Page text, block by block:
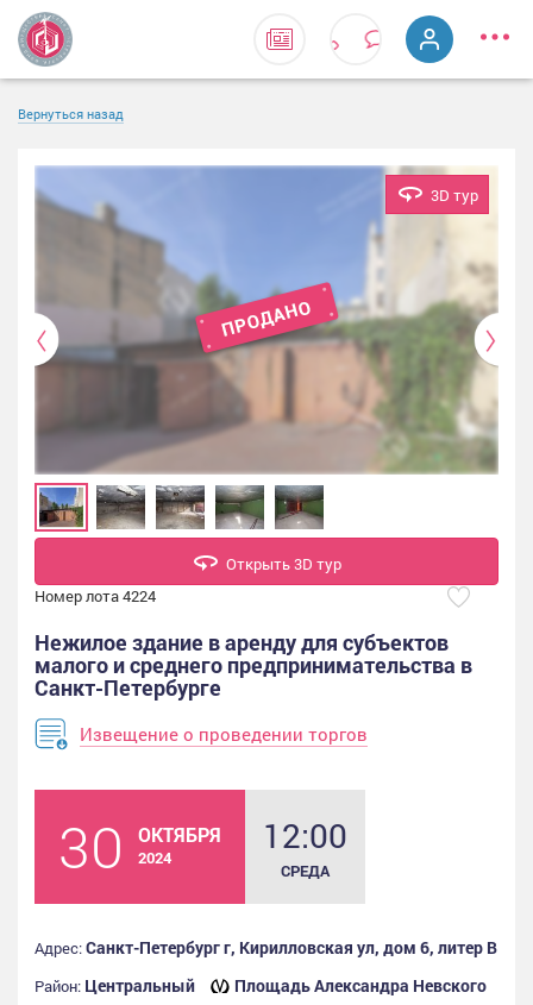
Вернуться назад
3D тур
Открыть 3D тур
Номер лота 4224
Нежилое здание в аренду для субъектов
малого и среднего предпринимательства в
Санкт-Петербурге
Извещение о проведении торгов
30 ОКТЯБРЯ
2024 12:00
СРЕДА
Адрес:Санкт-Петербург г, Кирилловская ул, дом 6, литер В
Район: Центральный Площадь Александра Невского